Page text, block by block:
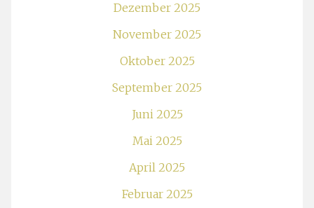
Dezember 2025
November 2025
Oktober 2025
September 2025
Juni 2025
Mai 2025
April 2025
Februar 2025